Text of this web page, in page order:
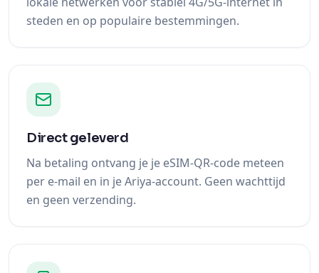
steden en op populaire bestemmingen.
Direct geleverd
Na betaling ontvang je je eSIM-QR-code meteen
per e-mail en in je Ariya-account. Geen wachttijd
en geen verzending.